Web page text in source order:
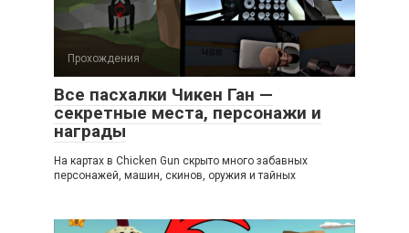
Прохождения
Все пасхалки Чикен Ган —
секретные места, персонажи и
награды
На картах в Chicken Gun скрыто много забавных
персонажей, машин, скинов, оружия и тайных